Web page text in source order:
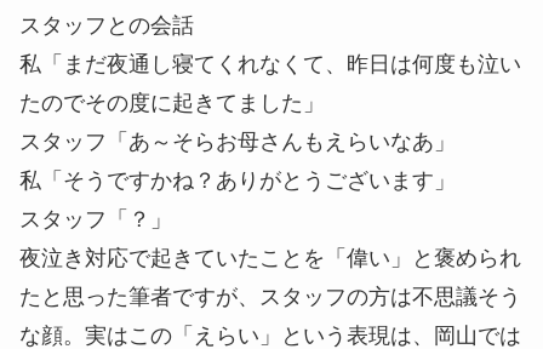
スタッフとの会話
私「まだ夜通し寝てくれなくて、昨日は何度も泣い
たのでその度に起きてました」
スタッフ「あ～そらお母さんもえらいなあ」
私「そうですかね？ありがとうございます」
スタッフ「？」
夜泣き対応で起きていたことを「偉い」と褒められ
たと思った筆者ですが、スタッフの方は不思議そう
な顔。実はこの「えらい」という表現は、岡山では